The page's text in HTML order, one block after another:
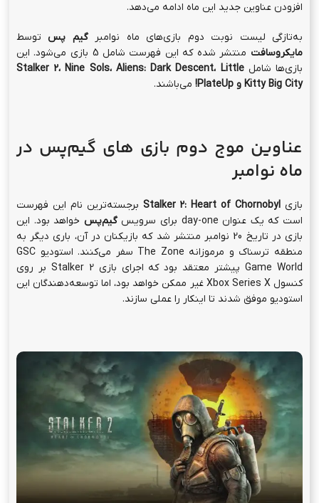
افزودن عناوین جدید این ماه ادامه می‌دهد.
به‌تازگی لیست نوبت دوم بازی‌های ماه نوامبرگیم پستوسط
مایکروسافت
منتشر شده که این فهرست شامل 5 بازی می‌شود. این
بازی‌ها شامل
Stalker 2،Nine Sols، Aliens: Dark Descent، Little
Kitty Big City وPlateUp! می‌باشند.
عناوین موج دوم بازی های گیم‌پس در
ماه نوامبر
بازی Stalker 2: Heart of Chornobyl برجسته‌ترین نام این فهرست
است که یک عنوان day-one برای سرویس
گیم‌پس خواهد بود. این
بازی در تاریخ 20 نوامبر منتشر شد که بازیکنان در آن، باری دیگر به
منطقه ترسناک و مرموزانه The Zone سفر می‌کنند. استودیو GSC
Game World پیشتر معتقد بود که اجرای بازی Stalker 2 بر روی
کنسول Xbox Series X غیر ممکن خواهد بود، اما توسعه‌دهندگان این
استودیو موفق شدند تا اینکار را عملی سازند.